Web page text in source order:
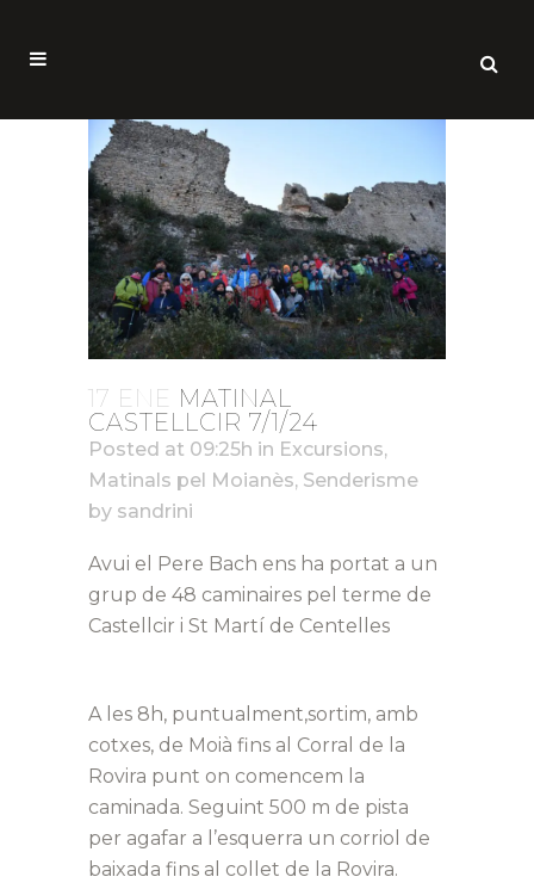
17 ENE MATINAL
CASTELLCIR 7/1/24
Posted at 09:25h in Excursions,
Matinals pel Moianès, Senderisme
by sandrini
Avui el Pere Bach ens ha portat a un
grup de 48 caminaires pel terme de
Castellcir i St Martí de Centelles
A les 8h, puntualment,sortim, amb
cotxes, de Moià fins al Corral de la
Rovira punt on comencem la
caminada. Seguint 500 m de pista
per agafar a l’esquerra un corriol de
baixada fins al collet de la Rovira.